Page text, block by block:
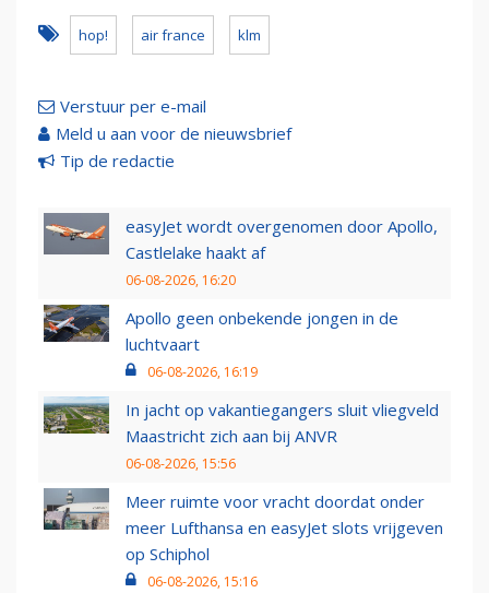
hop! air france klm
Verstuur per e-mail
Meld u aan voor de nieuwsbrief
Tip de redactie
easyJet wordt overgenomen door Apollo,
Castlelake haakt af
06-08-2026, 16:20
Apollo geen onbekende jongen in de
luchtvaart
06-08-2026, 16:19
In jacht op vakantiegangers sluit vliegveld
Maastricht zich aan bij ANVR
06-08-2026, 15:56
Meer ruimte voor vracht doordat onder
meer Lufthansa en easyJet slots vrijgeven
op Schiphol
06-08-2026, 15:16